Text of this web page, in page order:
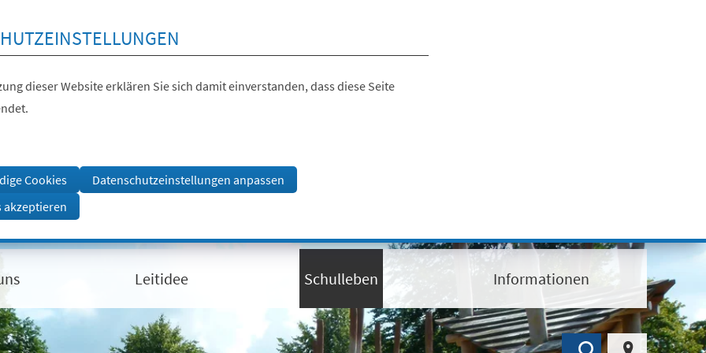
dieser Website erklären Sie sich damit einverstanden, dass diese Seite
Cookies
Datenschutzeinstellungen anpassen
akzeptieren
Leitidee Schulleben Informationen